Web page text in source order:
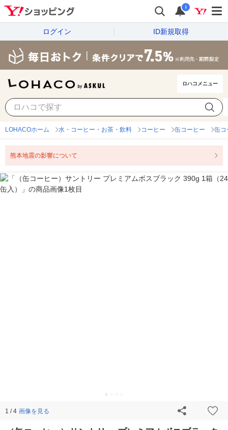
i
ログイン ID新規取得
ロハコメニュー
LOHACOホーム 水・コーヒー・お茶・飲料 コーヒー 缶コーヒー 缶コ
熊本地震の影響について
1 / 4 画像を見る